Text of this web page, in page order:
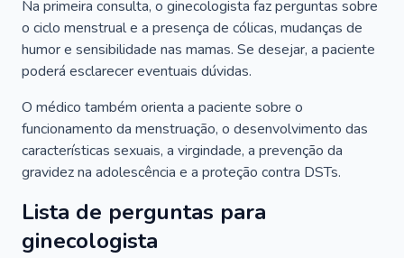
Na primeira consulta, o ginecologista faz perguntas sobre
o ciclo menstrual e a presença de cólicas, mudanças de
humor e sensibilidade nas mamas. Se desejar, a paciente
poderá esclarecer eventuais dúvidas.
O médico também orienta a paciente sobre o
funcionamento da menstruação, o desenvolvimento das
características sexuais, a virgindade, a prevenção da
gravidez na adolescência e a proteção contra DSTs.
Lista de perguntas para
ginecologista